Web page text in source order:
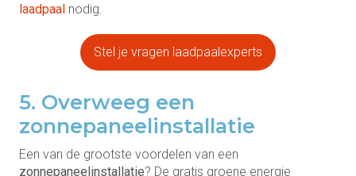
laadpaal nodig.
Stel je vragen laadpaalexperts
5. Overweeg een
zonnepaneelinstallatie
Een van de grootste voordelen van een
zonnepaneelinstallatie? De gratis groene energie